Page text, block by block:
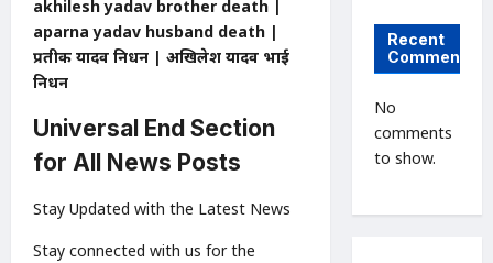
akhilesh yadav brother death |
aparna yadav husband death |
प्रतीक यादव निधन | अखिलेश यादव भाई
निधन
Universal End Section
for All News Posts
Stay Updated with the Latest News
Stay connected with us for the
Recent
Comments
No
comments
to show.